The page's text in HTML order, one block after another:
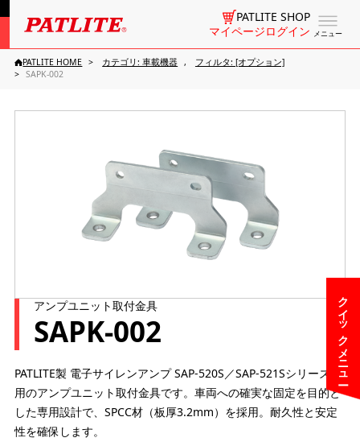
メニュー
PATLITE SHOP
マイページログイン
クイックメニュー
PATLITE HOME カテゴリ: 車載機器
フィルタ: [オプション]
SAPK-002
アンプユニット取付金具
SAPK-002
PATLITE製 電子サイレンアンプ SAP-520S／SAP-521Sシリーズ専
用のアンプユニット取付金具です。車両への確実な固定を目的と
した専用設計で、SPCC材（板厚3.2mm）を採用。耐久性と安定
性を確保します。